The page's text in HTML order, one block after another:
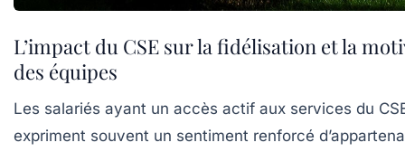
L’impact du CSE sur la fidélisation et la
des équipes
Les salariés ayant un accès actif aux services du
expriment souvent un sentiment renforcé